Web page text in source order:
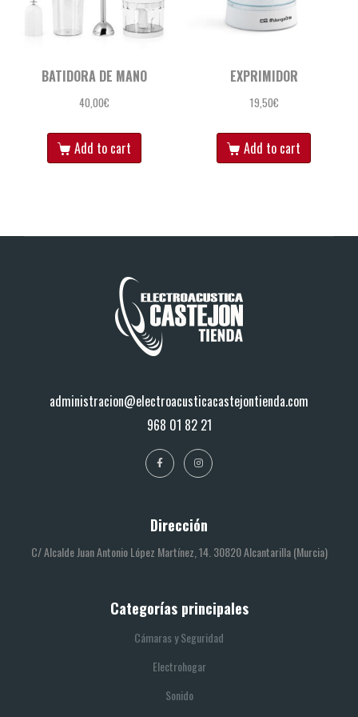
BATIDORA DE MANO
40,00€
Add to cart
EXPRIMIDOR
19,50€
Add to cart
administracion@electroacusticacastejontienda.com
968 01 82 21
Dirección
C/ Alcalde Juan Antonio López Martínez, 14. 30820 Alcantarilla (Murcia)
Categorías principales
Cámaras y Seguridad
Electrohogar
Sonido